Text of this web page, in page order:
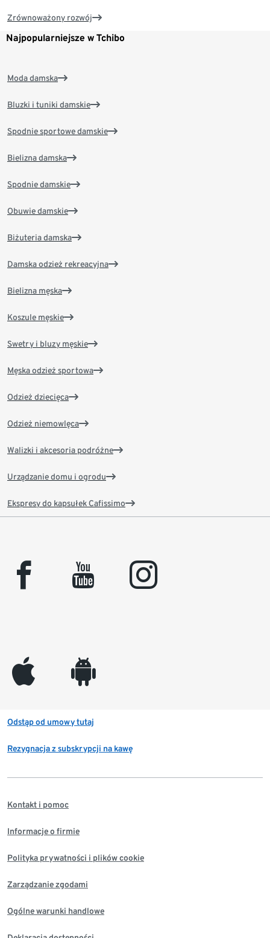
Zrównoważony rozwój
Najpopularniejsze w Tchibo
Moda damska
Bluzki i tuniki damskie
Spodnie sportowe damskie
Bielizna damska
Spodnie damskie
Obuwie damskie
Biżuteria damska
Damska odzież rekreacyjna
Bielizna męska
Koszule męskie
Swetry i bluzy męskie
Męska odzież sportowa
Odzież dziecięca
Odzież niemowlęca
Walizki i akcesoria podróżne
Urządzanie domu i ogrodu
Ekspresy do kapsułek Cafissimo
facebook youtube instagram
appleinc android
Odstąp od umowy tutaj
Rezygnacja z subskrypcji na kawę
Kontakt i pomoc
Informacje o firmie
Polityka prywatności i plików cookie
Zarządzanie zgodami
Ogólne warunki handlowe